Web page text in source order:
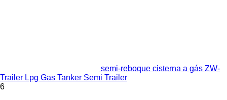
semi-reboque cisterna a gás ZW-
Trailer Lpg Gas Tanker Semi Trailer
6